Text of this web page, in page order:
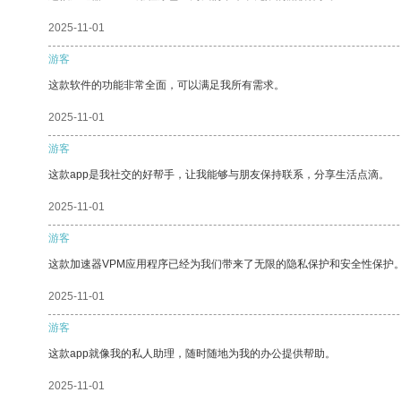
2025-11-01
游客
这款软件的功能非常全面，可以满足我所有需求。
2025-11-01
游客
这款app是我社交的好帮手，让我能够与朋友保持联系，分享生活点滴。
2025-11-01
游客
这款加速器VPM应用程序已经为我们带来了无限的隐私保护和安全性保护
2025-11-01
游客
这款app就像我的私人助理，随时随地为我的办公提供帮助。
2025-11-01